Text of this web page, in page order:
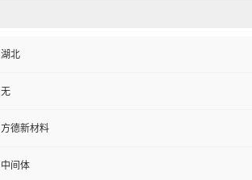
湖北
无
方德新材料
中间体